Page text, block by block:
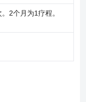
2个月为1疗程。